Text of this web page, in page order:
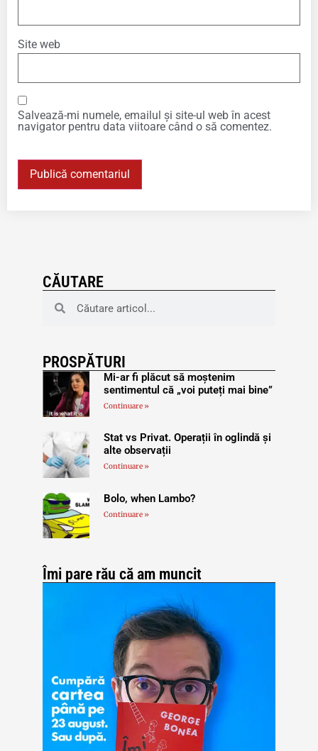
Site web
Salvează-mi numele, emailul și site-ul web în acest
navigator pentru data viitoare când o să comentez.
CĂUTARE
PROSPĂTURI
Mi-ar fi plăcut să moștenim
sentimentul că „voi puteți mai bine”
Continuare »
Stat vs Privat. Operații în oglindă și
alte observații
Continuare »
Bolo, when Lambo?
Continuare »
Îmi pare rău că am muncit